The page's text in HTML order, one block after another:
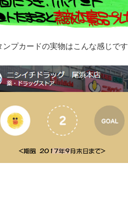
ンプカードの実物はこんな感じです